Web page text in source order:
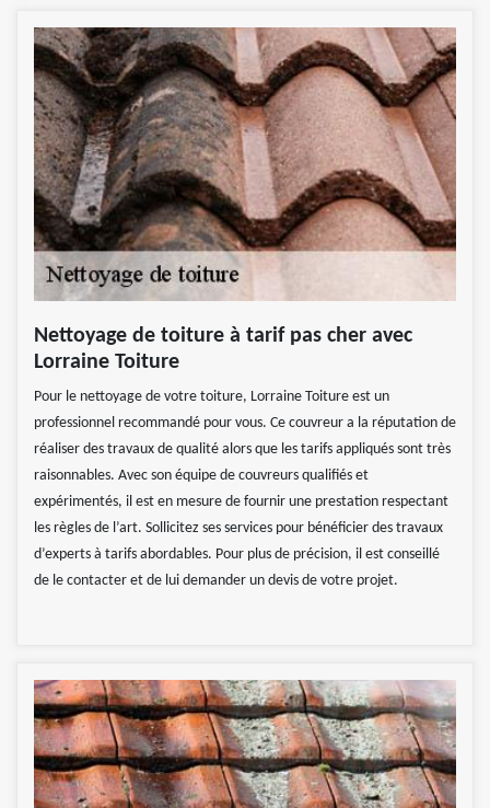
Nettoyage de toiture à tarif pas cher avec
Lorraine Toiture
Pour le nettoyage de votre toiture, Lorraine Toiture est un
professionnel recommandé pour vous. Ce couvreur a la réputation de
réaliser des travaux de qualité alors que les tarifs appliqués sont très
raisonnables. Avec son équipe de couvreurs qualifiés et
expérimentés, il est en mesure de fournir une prestation respectant
les règles de l’art. Sollicitez ses services pour bénéficier des travaux
d’experts à tarifs abordables. Pour plus de précision, il est conseillé
de le contacter et de lui demander un devis de votre projet.